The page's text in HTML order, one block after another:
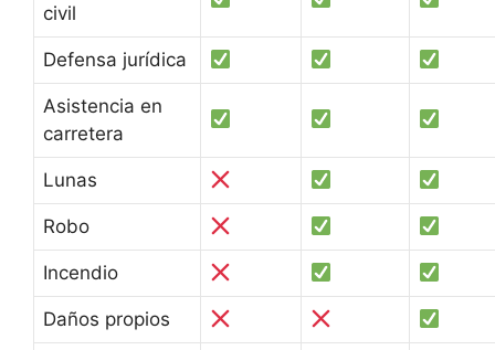
civil
Defensa jurídica
Asistencia en
carretera
Lunas
Robo
Incendio
Daños propios